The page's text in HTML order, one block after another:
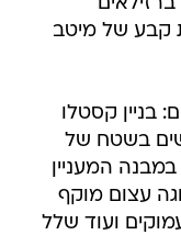
קבע של מיטב
בניין קסטלו
בשטח של
במבנה המעניין
עצום מוקף
ועוד שלל